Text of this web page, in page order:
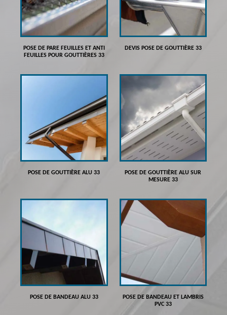
POSE DE PARE FEUILLES ET ANTI
FEUILLES POUR GOUTTIÈRES 33
DEVIS POSE DE GOUTTIÈRE 33
POSE DE GOUTTIÈRE ALU 33
POSE DE GOUTTIÈRE ALU SUR
MESURE 33
POSE DE BANDEAU ALU 33
POSE DE BANDEAU ET LAMBRIS
PVC 33